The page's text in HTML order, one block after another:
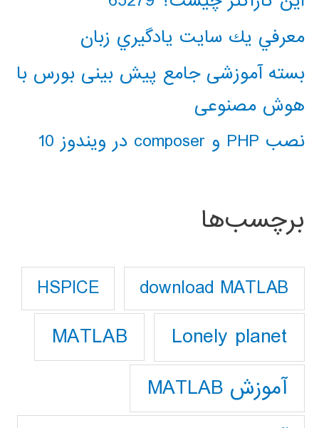
معرفي يك سايت يادگيري زبان
بسته آموزشی جامع پیش بینی بورس با
هوش مصنوعی
نصب PHP و composer در ویندوز 10
برچسب‌ها
download MATLAB
HSPICE
Lonely planet
MATLAB
آموزش MATLAB